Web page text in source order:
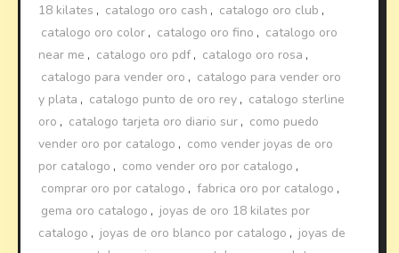
18 kilates , catalogo oro cash , catalogo oro club ,
catalogo oro color , catalogo oro fino , catalogo oro
near me , catalogo oro pdf , catalogo oro rosa ,
catalogo para vender oro , catalogo para vender oro
y plata , catalogo punto de oro rey , catalogo sterline
oro , catalogo tarjeta oro diario sur , como puedo
vender oro por catalogo , como vender joyas de oro
por catalogo , como vender oro por catalogo ,
comprar oro por catalogo , fabrica oro por catalogo ,
gema oro catalogo , joyas de oro 18 kilates por
catalogo , joyas de oro blanco por catalogo , joyas de